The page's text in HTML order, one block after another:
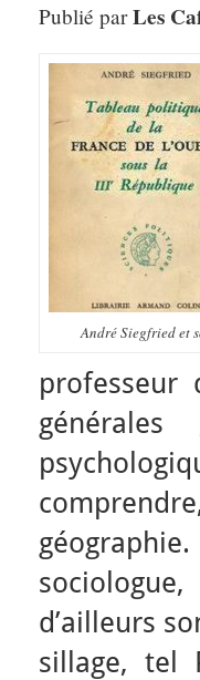
Publié parLes
André Siegfried et
professeur
d’ailleurs
sillage, tel